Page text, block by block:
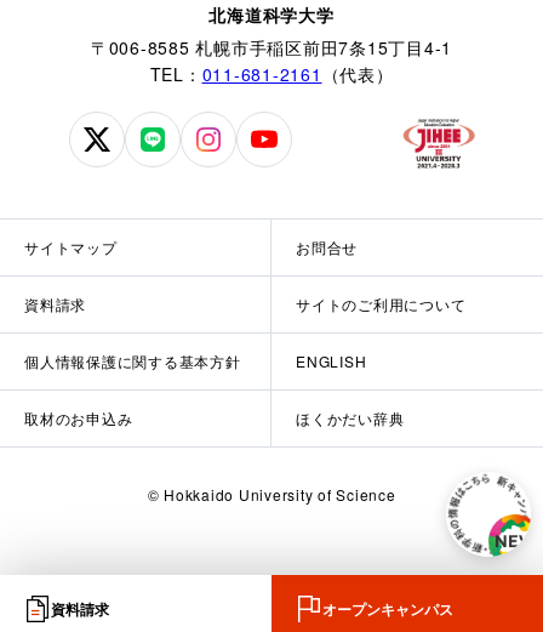
資料請求 オープンキャンパス
北海道科学大学
〒006-8585 札幌市手稲区前田7条15丁目4-1
TEL： 011-681-2161 （代表）
北
科
学
公
式
X
北
学
公
式
北
学
公
式
北
学
式
YouTube
サイトマップ お問合せ
資料請求 サイトのご利用について
個人情報保護に関する基本方針 ENGLISH
取材のお申込み ほくかだい辞典
© Hokkaido University of Science